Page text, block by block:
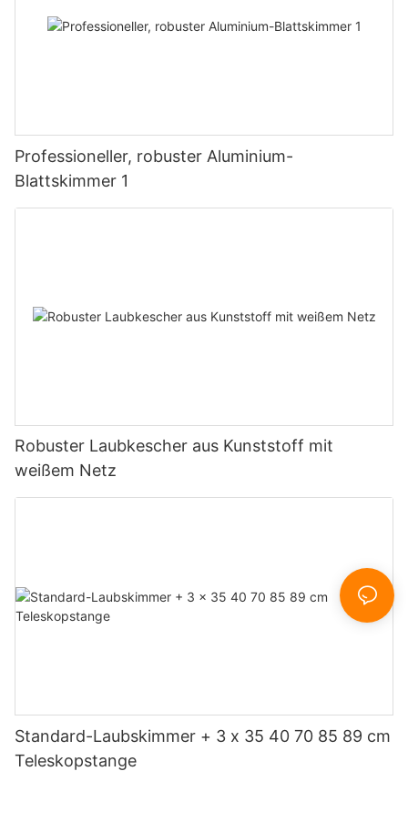
Professioneller, robuster Aluminium-
Blattskimmer 1
Robuster Laubkescher aus Kunststoff mit
weißem Netz
Standard-Laubskimmer + 3 x 35 40 70 85 89 cm
Teleskopstange